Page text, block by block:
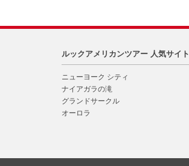
ルックアメリカンツアー 人気サイト
ニューヨーク シティ
ナイアガラの滝
グランドサークル
オーロラ